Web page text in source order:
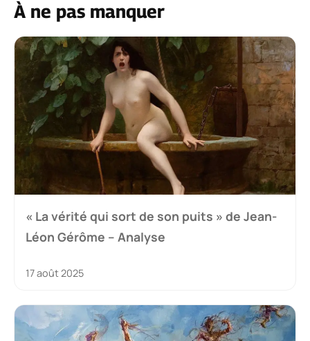
À ne pas manquer
« La vérité qui sort de son puits » de Jean-
Léon Gérôme – Analyse
17 août 2025